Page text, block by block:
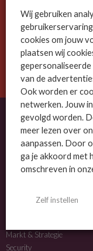
De ICT-wereld
Meld je nu aan voor
OVER MSP BUSINESS
MSP Business is het
NIEUWS
Markt & Strategie
Security
Wij gebruiken
cookies om jouw
plaatsen wij
van de
Ook worden er
netwerken. Jouw
gevolgd worden.
meer lezen over
aanpassen. Door
ga je akkoord met
omschreven in
Zelf instellen